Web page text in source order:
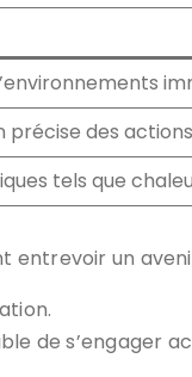
précise des
tels que
entrevoir un
de s’engager